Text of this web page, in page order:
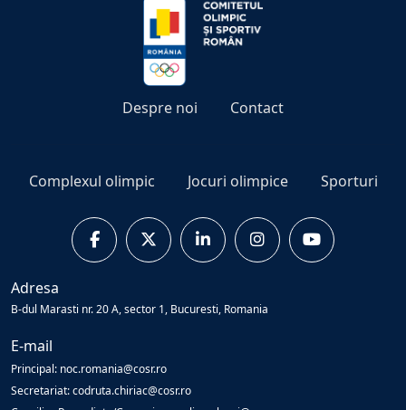
Despre noi Contact
Complexul olimpic Jocuri olimpice Sporturi
Adresa
B-dul Marasti nr. 20 A, sector 1, Bucuresti, Romania
E-mail
Principal: noc.romania@cosr.ro
Secretariat: codruta.chiriac@cosr.ro